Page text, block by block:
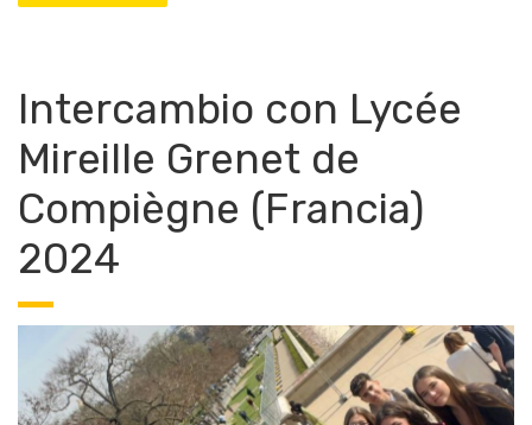
Intercambio con Lycée
Mireille Grenet de
Compiègne (Francia)
2024